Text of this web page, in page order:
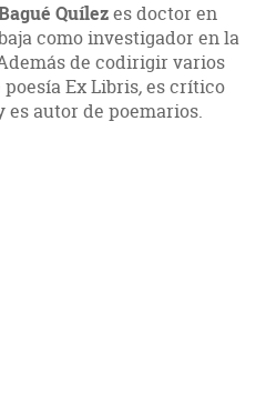
Quílezes doctor en
como investigador en la
de codirigir varios
Ex Libris,es crítico
autor de poemarios.